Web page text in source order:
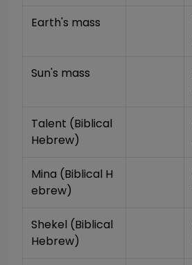
Earth's mass
Sun's mass
Talent (Biblical
Hebrew)
Mina (Biblical H
ebrew)
Shekel (Biblical
Hebrew)